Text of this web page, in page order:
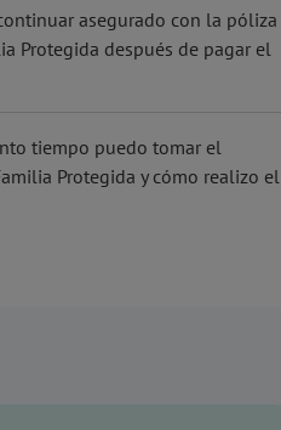
asegurado con la póliza
Protegida después de pagar el
tiempo puedo tomar el
Protegida y cómo realizo el